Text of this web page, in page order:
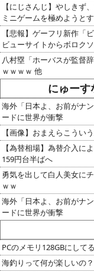
【にじさんじ】やしきず
ミニゲームを極めようと
【悲報】ゲーフリ新作「
ビューサイトからボロク
八村塁「ホーバスが監督
ｗｗｗｗ 他
にゅー
海外「日本よ、お前がナ
ードに世界が衝撃
【画像】おまえらこうい
【為替相場】為替介入に
159円台半ばへ
勇気を出して白人美女に
ｗｗ
海外「日本よ、お前がナ
ードに世界が衝撃
PCのメモリ128GBにして
海釣りって何が楽しいの？